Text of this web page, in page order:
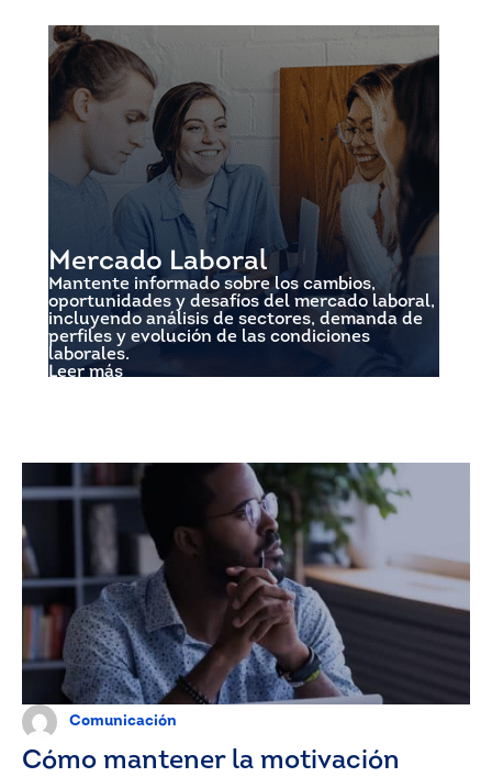
Comunicación
Cómo mantener la motivación
Mercado Laboral
Mantente informado sobre los cambios,
oportunidades y desafíos del mercado laboral,
incluyendo análisis de sectores, demanda de
perfiles y evolución de las condiciones
laborales.
Leer más